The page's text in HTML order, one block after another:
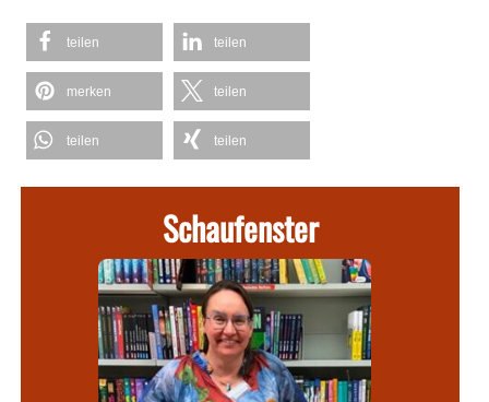
teilen teilen
merken teilen
teilen teilen
Schaufenster